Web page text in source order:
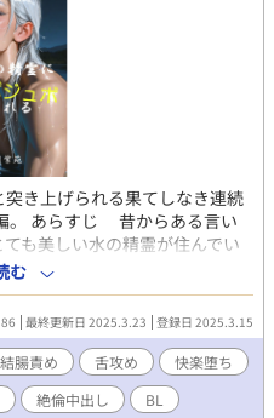
き上げられる果てしなき連続
。 あらすじ 昔からある言い
も美しい水の精霊が住んでい
ばどんな願いをも叶えると。
秘境の森へと入って行った。
て、どんな事をもするつもり
のだ。その泉を。 その美しい
う。一つ目は『触覚と味
でキスをされると自分の体の
書籍版は追加シーンあり。約
む
最終更新日 2025.3.23 登録日 2025.3.15
結腸責め 舌攻め
快楽堕ち
絶倫中出し BL